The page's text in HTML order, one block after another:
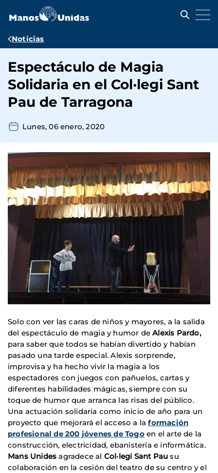
contenido
Ruta
navegación
Noticias
Espectáculo de Magia
Solidaria en el Col·legi Sant
Pau de Tarragona
Lunes, 06 enero, 2020
Solo con ver las caras de niños y mayores, a la salida
del espectáculo de magia y humor deAlexis Pardo,
para saber que todos se habían divertido y habían
pasado una tarde especial. Alexis sorprende,
improvisa y ha hecho vivir la magia a los
espectadores con juegos con pañuelos, cartas y
diferentes habilidades mágicas, siempre con su
toque de humor que arranca las risas del público.
Una actuación solidaria como inicio de año para un
proyecto que mejorará el acceso a laformación
profesional de 200 jóvenes de Togoen el arte de la
construcción, electricidad, ebanistería e informática.
Mans Unides agradece al Col·legi Sant Pau su
colaboración en la cesión del teatro de su centro y el